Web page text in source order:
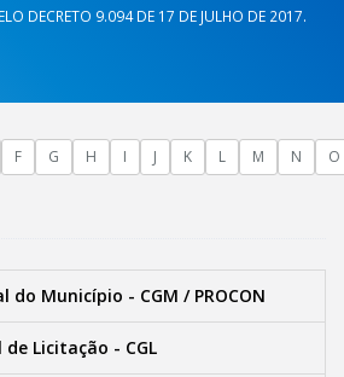
DECRETO 9.094 DE 17 DE JULHO DE 2017.
F G H I J K L M N O
Município - CGM / PROCON
Licitação - CGL